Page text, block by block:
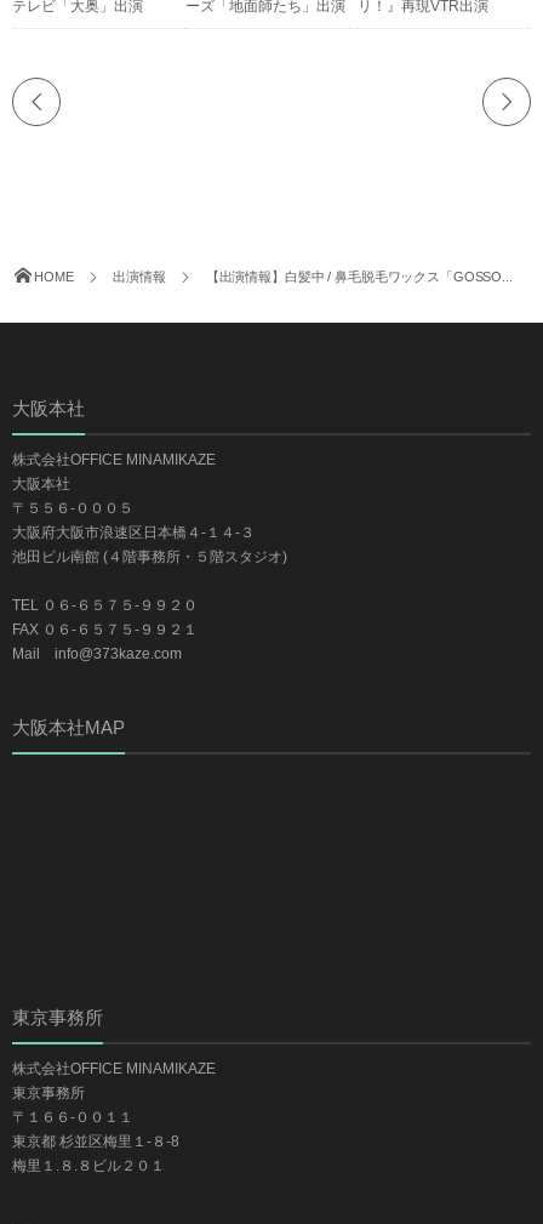
テレビ「大奥」出演 ーズ「地面師たち」出演 リ！』再現VTR出演
HOME 出演情報 【出演情報】白髪中 / 鼻毛脱毛ワックス「GOSSO...
大阪本社
株式会社OFFICE MINAMIKAZE
大阪本社
〒５５６-０００５
大阪府大阪市浪速区日本橋４-１４-３
池田ビル南館 (４階事務所・５階スタジオ)
TEL ０６-６５７５-９９２０
FAX ０６-６５７５-９９２１
Mail info@373kaze.com
大阪本社MAP
東京事務所
株式会社OFFICE MINAMIKAZE
東京事務所
〒１６６-００１１
東京都 杉並区梅里１-８-8
梅里１.８.８ビル２０１